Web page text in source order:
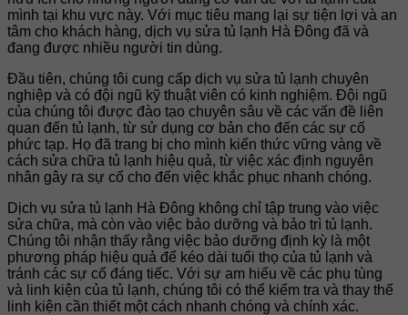
mình tại khu vực này. Với mục tiêu mang lại sự tiện lợi và an
tâm cho khách hàng, dịch vụ sửa tủ lạnh Hà Đông đã và
đang được nhiều người tin dùng.
Đầu tiên, chúng tôi cung cấp dịch vụ sửa tủ lạnh chuyên
nghiệp và có đội ngũ kỹ thuật viên có kinh nghiệm. Đội ngũ
của chúng tôi được đào tạo chuyên sâu về các vấn đề liên
quan đến tủ lạnh, từ sử dụng cơ bản cho đến các sự cố
phức tạp. Họ đã trang bị cho mình kiến thức vững vàng về
cách sửa chữa tủ lạnh hiệu quả, từ việc xác định nguyên
nhân gây ra sự cố cho đến việc khắc phục nhanh chóng.
Dịch vụ sửa tủ lạnh Hà Đông không chỉ tập trung vào việc
sửa chữa, mà còn vào việc bảo dưỡng và bảo trì tủ lạnh.
Chúng tôi nhận thấy rằng việc bảo dưỡng định kỳ là một
phương pháp hiệu quả để kéo dài tuổi thọ của tủ lạnh và
tránh các sự cố đáng tiếc. Với sự am hiểu về các phụ tùng
và linh kiện của tủ lạnh, chúng tôi có thể kiểm tra và thay thế
linh kiện cần thiết một cách nhanh chóng và chính xác.